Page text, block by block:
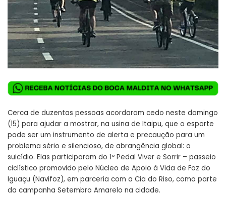
Cerca de duzentas pessoas acordaram cedo neste domingo
(15) para ajudar a mostrar, na usina de Itaipu, que o esporte
pode ser um instrumento de alerta e precaução para um
problema sério e silencioso, de abrangência global: o
suicídio. Elas participaram do 1º Pedal Viver e Sorrir – passeio
ciclístico promovido pelo Núcleo de Apoio à Vida de Foz do
Iguaçu (Navifoz), em parceria com a Cia do Riso, como parte
da campanha Setembro Amarelo na cidade.